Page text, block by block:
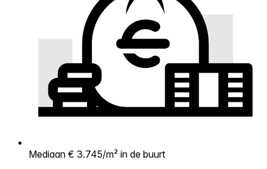
Mediaan € 3.745/m² in de buurt